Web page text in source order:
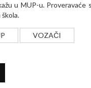
u MUP-u.
VOZAČI